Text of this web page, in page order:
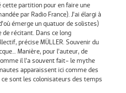
cette partition pour en faire une
par Radio France). J’ai élargi à
émerge un quatuor de solistes)
récitant. Dans ce long
précise MÜLLER. Souvenir du
Manière, pour l’auteur, de
il l’a souvent fait- le mythe
apparaissent ici comme des
sont les colonisateurs des temps